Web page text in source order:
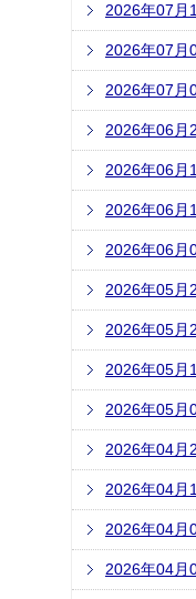
2026年07月
2026年07月
2026年07月
2026年06月
2026年06月
2026年06月
2026年06月
2026年05月
2026年05月
2026年05月
2026年05月
2026年04月
2026年04月
2026年04月
2026年04月